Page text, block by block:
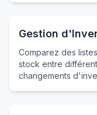
Gestion
Comparez des
stock entre
changements